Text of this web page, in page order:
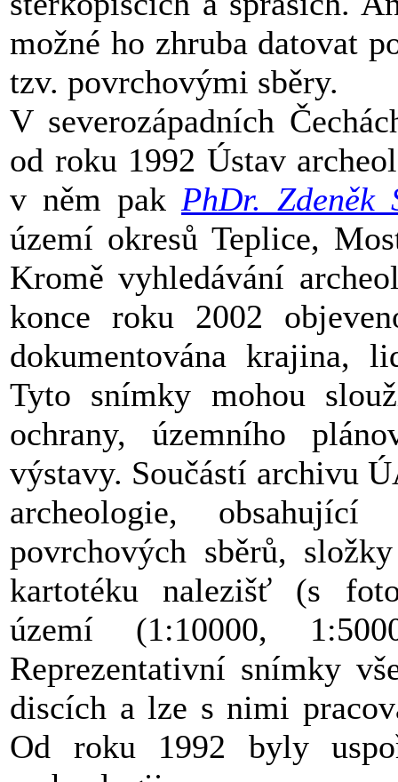
možné ho zhruba datovat
tzv. povrchovými sběry.
V severozápadních
od roku 1992 Ústav
v něm pak PhDr. Zdeněk
území okresů Teplice,
Kromě vyhledávání
konce roku 2002
dokumentována krajina,
Tyto snímky mohou
ochrany, územního
výstavy. Součástí archivu
archeologie,
povrchových sběrů,
kartotéku nalezišť (s
území (1:10000,
Reprezentativní snímky
discích a lze s nimi
Od roku 1992 byly